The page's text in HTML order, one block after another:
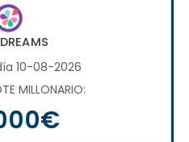
10-08-2026
MILLONARIO: